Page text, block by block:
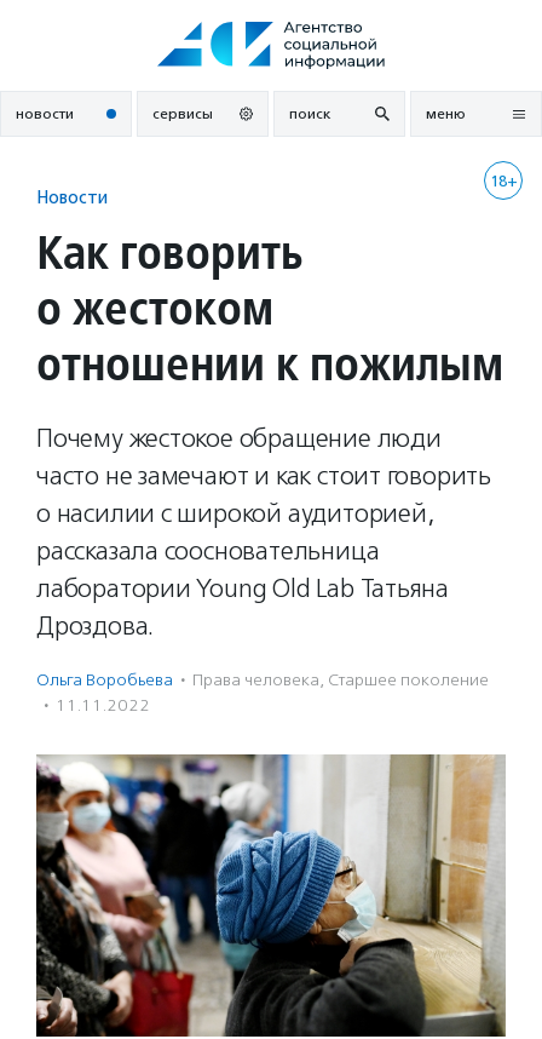
новости сервисы поиск меню
18+
Новости
Как говорить
о жестоком
отношении к пожилым
Почему жестокое обращение люди
часто не замечают и как стоит говорить
о насилии с широкой аудиторией,
рассказала соосновательница
лаборатории Young Old Lab Татьяна
Дроздова.
Ольга Воробьева · Права человека, Старшее поколение
· 11.11.2022